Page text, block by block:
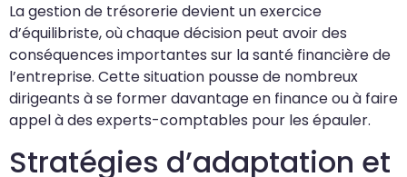
La gestion de trésorerie devient un exercice
d’équilibriste, où chaque décision peut avoir des
conséquences importantes sur la santé financière de
l’entreprise. Cette situation pousse de nombreux
dirigeants à se former davantage en finance ou à faire
appel à des experts-comptables pour les épauler.
Stratégies d’adaptation et